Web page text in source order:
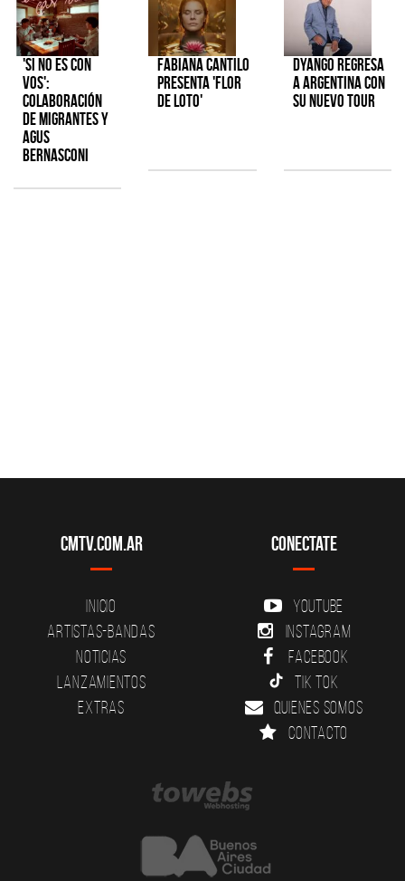
'Si No Es Con
Vos':
colaboración
de Migrantes y
Agus
Bernasconi
Fabiana Cantilo
presenta 'Flor
de Loto'
Dyango regresa
a Argentina con
su nuevo tour
CMTV.com.ar
Inicio
Artistas-Bandas
Noticias
Lanzamientos
Extras
Conectate
YouTube
Instagram
Facebook
Tik Tok
Quienes somos
Contacto